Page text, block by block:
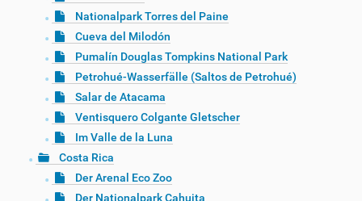
Nationalpark Torres del Paine
Cueva del Milodón
Pumalín Douglas Tompkins National Park
Petrohué-Wasserfälle (Saltos de Petrohué)
Salar de Atacama
Ventisquero Colgante Gletscher
Im Valle de la Luna
Costa Rica
Der Arenal Eco Zoo
Der Nationalpark Cahuita